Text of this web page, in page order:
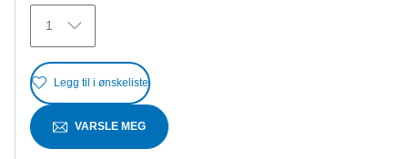
omtaler
1
Legg til i ønskeliste
VARSLE MEG